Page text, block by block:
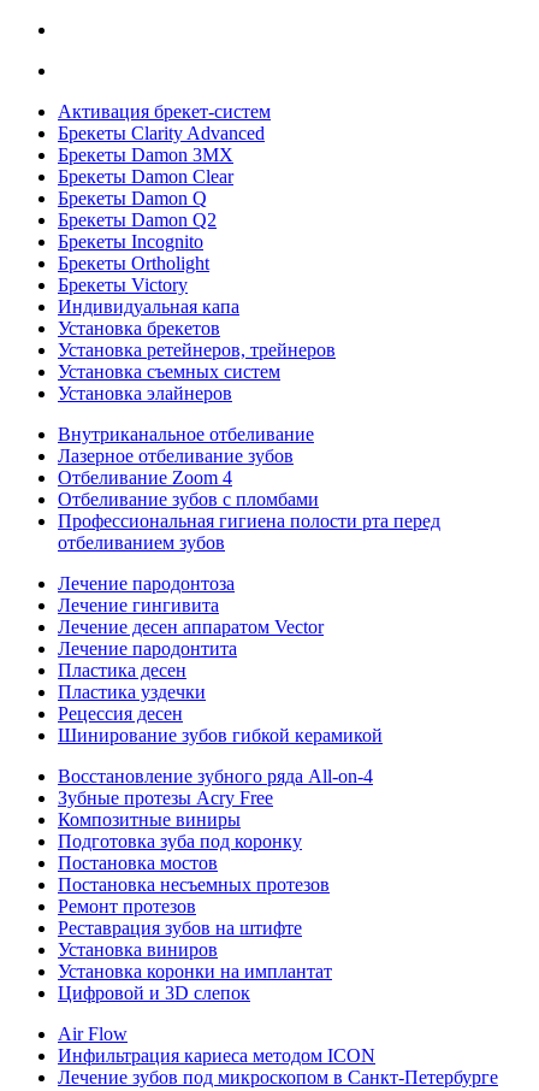
Активация брекет-систем
Брекеты Clarity Advanced
Брекеты Damon 3MX
Брекеты Damon Clear
Брекеты Damon Q
Брекеты Damon Q2
Брекеты Incognito
Брекеты Ortholight
Брекеты Victory
Индивидуальная капа
Установка брекетов
Установка ретейнеров, трейнеров
Установка съемных систем
Установка элайнеров
Внутриканальное отбеливание
Лазерное отбеливание зубов
Отбеливание Zoom 4
Отбеливание зубов с пломбами
Профессиональная гигиена полости рта перед
отбеливанием зубов
Лечение пародонтоза
Лечение гингивита
Лечение десен аппаратом Vector
Лечение пародонтита
Пластика десен
Пластика уздечки
Рецессия десен
Шинирование зубов гибкой керамикой
Восстановление зубного ряда All‑on‑4
Зубные протезы Acry Free
Композитные виниры
Подготовка зуба под коронку
Постановка мостов
Постановка несъемных протезов
Ремонт протезов
Реставрация зубов на штифте
Установка виниров
Установка коронки на имплантат
Цифровой и 3D слепок
Air Flow
Инфильтрация кариеса методом ICON
Лечение зубов под микроскопом в Санкт-Петербурге